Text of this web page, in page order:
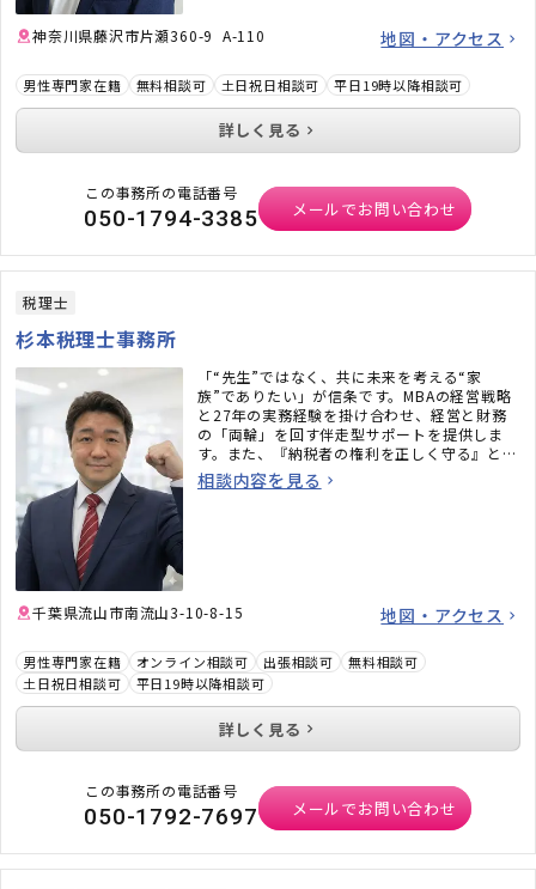
神奈川県藤沢市片瀬360-9 A-110 地図・アクセス
男性専門家在籍 無料相談可 土日祝日相談可 平日19時以降相談可
詳しく見る
この事務所の電話番号
050-1794-3385 メールでお問い合わせ
税理士
杉本税理士事務所
「“先生”ではなく、共に未来を考える“家
族”でありたい」が信条です。MBAの経営戦略
と27年の実務経験を掛け合わせ、経営と財務
の「両輪」を回す伴走型サポートを提供しま
す。また、『納税者の権利を正しく守る』とい
う強い信念のもと、不安にさせない頼れるパー
トナーとして全力でサポートいたします。
相談内容を見る
千葉県流山市南流山3-10-8-15 地図・アクセス
男性専門家在籍 オンライン相談可 出張相談可
無料相談可
土日祝日相談可
平日19時以降相談可
詳しく見る
この事務所の電話番号
050-1792-7697 メールでお問い合わせ